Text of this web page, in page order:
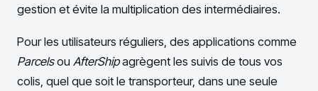
gestion et évite la multiplication des intermédiaires.
Pour les utilisateurs réguliers, des applications comme
Parcelsou AfterShipagrègent les suivis de tous vos
colis, quel que soit le transporteur, dans une seule